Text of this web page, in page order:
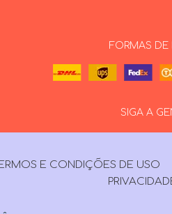
FORMAS DE
SIGA A
E CONDIÇÕES DE USO